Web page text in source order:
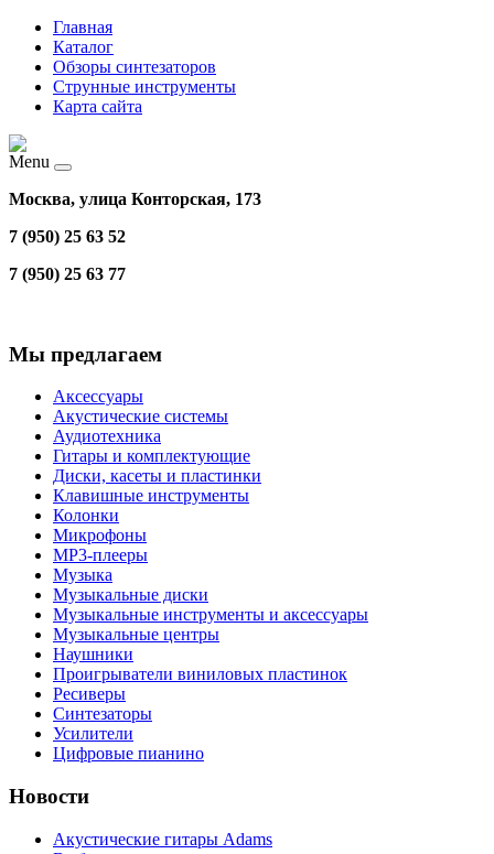
Главная
Каталог
Обзоры синтезаторов
Струнные инструменты
Карта сайта
Menu
Москва, улица Конторская, 173
7 (950) 25 63 52
7 (950) 25 63 77
Мы предлагаем
Аксессуары
Акустические системы
Аудиотехника
Гитары и комплектующие
Диски, касеты и пластинки
Клавишные инструменты
Колонки
Микрофоны
МР3-плееры
Музыка
Музыкальные диски
Музыкальные инструменты и аксессуары
Музыкальные центры
Наушники
Проигрыватели виниловых пластинок
Ресиверы
Синтезаторы
Усилители
Цифровые пианино
Новости
Акустические гитары Adams